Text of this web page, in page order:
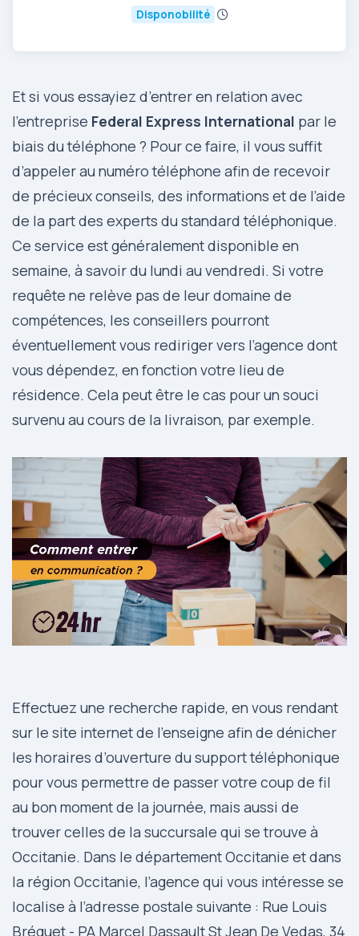
Disponobilité
Et si vous essayiez d’entrer en relation avec
l’entreprise Federal Express International par le
biais du téléphone ? Pour ce faire, il vous suffit
d’appeler au numéro téléphone afin de recevoir
de précieux conseils, des informations et de l’aide
de la part des experts du standard téléphonique.
Ce service est généralement disponible en
semaine, à savoir du lundi au vendredi. Si votre
requête ne relève pas de leur domaine de
compétences, les conseillers pourront
éventuellement vous rediriger vers l’agence dont
vous dépendez, en fonction votre lieu de
résidence. Cela peut être le cas pour un souci
survenu au cours de la livraison, par exemple.
Effectuez une recherche rapide, en vous rendant
sur le site internet de l’enseigne afin de dénicher
les horaires d’ouverture du support téléphonique
pour vous permettre de passer votre coup de fil
au bon moment de la journée, mais aussi de
trouver celles de la succursale qui se trouve à
Occitanie. Dans le département Occitanie et dans
la région Occitanie, l’agence qui vous intéresse se
localise à l’adresse postale suivante : Rue Louis
Bréguet - PA Marcel Dassault St Jean De Vedas, 34